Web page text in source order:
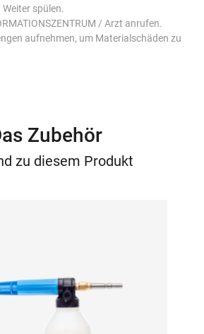
spülen.
/ Arzt anrufen.
aufnehmen, um Materialschäden zu
Zubehör
zu diesem Produkt